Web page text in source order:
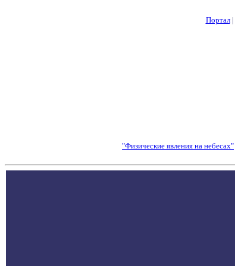
Портал|
"Физические явления на небесах"